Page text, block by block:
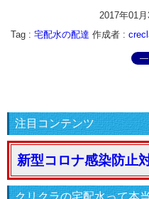
2017年01月
Tag : 宅配水の配達 作成者 :
―
注目コンテンツ
新型コロナ感染防止
クリクラの宅配水って本